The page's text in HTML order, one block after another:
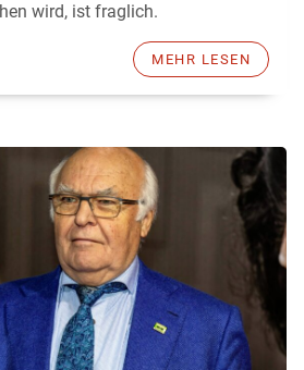
wird, ist fraglich.
MEHR LESEN